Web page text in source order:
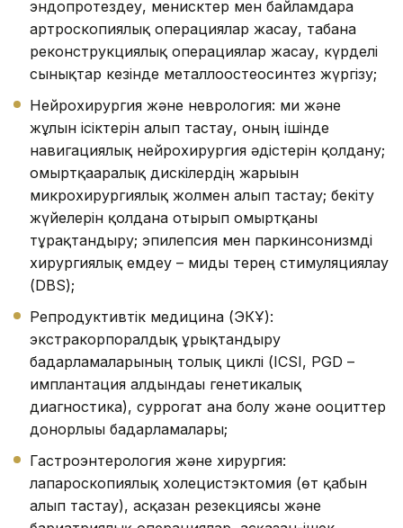
эндопротездеу, менисктер мен байламдарға
артроскопиялық операциялар жасау, табанға
реконструкциялық операциялар жасау, күрделі
сынықтар кезінде металлоостеосинтез жүргізу;
Нейрохирургия және неврология: ми және
жұлын ісіктерін алып тастау, оның ішінде
навигациялық нейрохирургия әдістерін қолдану;
омыртқааралық дискілердің жарығын
микрохирургиялық жолмен алып тастау; бекіту
жүйелерін қолдана отырып омыртқаны
тұрақтандыру; эпилепсия мен паркинсонизмді
хирургиялық емдеу – миды терең стимуляциялау
(DBS);
Репродуктивтік медицина (ЭКҰ):
экстракорпоралдық ұрықтандыру
бағдарламаларының толық циклі (ICSI, PGD –
имплантация алдындағы генетикалық
диагностика), суррогат ана болу және ооциттер
донорлығы бағдарламалары;
Гастроэнтерология және хирургия:
лапароскопиялық холецистэктомия (өт қабын
алып тастау), асқазан резекциясы және